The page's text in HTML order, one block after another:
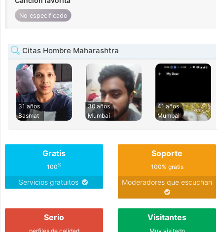
No especificado
Citas Hombre Maharashtra
31 años
Basmat
30 años
Mumbai
41 años
Mumbai
Gratis
100%
Servicios gratuitos
Soporte
100% gratis
Moderadores que escuchan
Serio Visitantes